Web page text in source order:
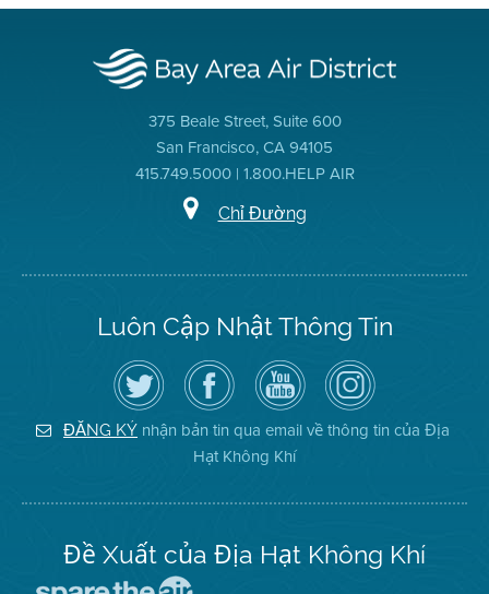
375 Beale Street, Suite 600
San Francisco, CA 94105
415.749.5000 | 1.800.HELP AIR
Chỉ Đường
Luôn Cập Nhật Thông Tin
Hãy
theo
dõi
Địa
Hạt
Không
Truy
cập
Trang
Facebook
của
Địa
Hạt
Kênh
YouTube
của
Địa
Hạt
Không
Khí
Air
District
on
Instagram
ĐĂNG KÝ nhận bản tin qua email về thông tin của Địa
Hạt Không Khí
Đề Xuất của Địa Hạt Không Khí